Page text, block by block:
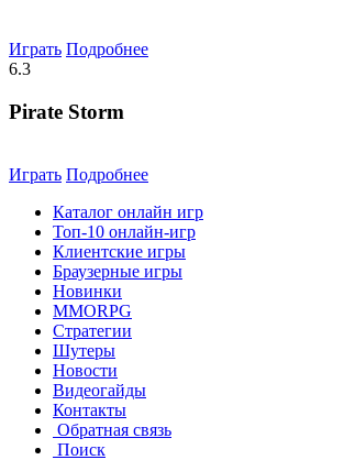
Играть Подробнее
6.3
Pirate Storm
Играть Подробнее
Каталог онлайн игр
Топ-10 онлайн-игр
Клиентские игры
Браузерные игры
Новинки
MMORPG
Стратегии
Шутеры
Новости
Видеогайды
Контакты
Обратная связь
Поиск